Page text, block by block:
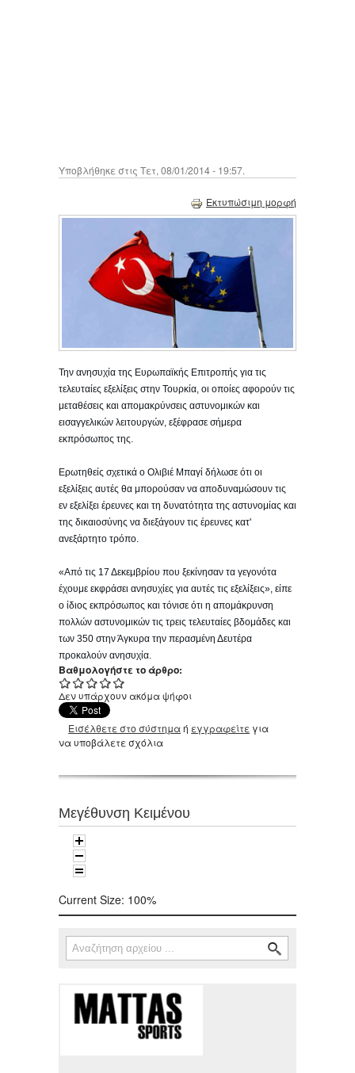
Υποβλήθηκε στις Τετ, 08/01/2014 - 19:57.
Εκτυπώσιμη μορφή
Την ανησυχία της Ευρωπαϊκής Επιτροπής για τις
τελευταίες εξελίξεις στην Τουρκία, οι οποίες αφορούν τις
μεταθέσεις και απομακρύνσεις αστυνομικών και
εισαγγελικών λειτουργών, εξέφρασε σήμερα
εκπρόσωπος της.
Ερωτηθείς σχετικά ο Ολιβιέ Μπαγί δήλωσε ότι οι
εξελίξεις αυτές θα μπορούσαν να αποδυναμώσουν τις
εν εξελίξει έρευνες και τη δυνατότητα της αστυνομίας και
της δικαιοσύνης να διεξάγουν τις έρευνες κατ'
ανεξάρτητο τρόπο.
«Από τις 17 Δεκεμβρίου που ξεκίνησαν τα γεγονότα
έχουμε εκφράσει ανησυχίες για αυτές τις εξελίξεις», είπε
ο ίδιος εκπρόσωπος και τόνισε ότι η απομάκρυνση
πολλών αστυνομικών τις τρεις τελευταίες βδομάδες και
των 350 στην Άγκυρα την περασμένη Δευτέρα
προκαλούν ανησυχία.
Βαθμολογήστε το άρθρο:
Δεν υπάρχουν ακόμα ψήφοι
Εισέλθετε στο σύστημαή εγγραφείτε για
να υποβάλετε σχόλια
Μεγέθυνση Κειμένου
Current Size: 100%
Φόρμα αναζήτησης
Αναζήτηση